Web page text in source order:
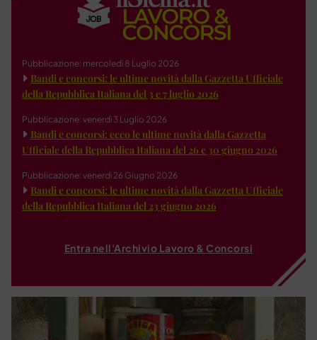
Pubblicazione: mercoledì 8 Luglio 2026
Bandi e concorsi: le ultime novità dalla Gazzetta Ufficiale
della Repubblica Italiana del 3 e 7 luglio 2026
Pubblicazione: venerdì 3 Luglio 2026
Bandi e concorsi: ecco le ultime novità dalla Gazzetta
Ufficiale della Repubblica Italiana del 26 e 30 giugno 2026
Pubblicazione: venerdì 26 Giugno 2026
Bandi e concorsi: le ultime novità dalla Gazzetta Ufficiale
della Repubblica Italiana del 23 giugno 2026
Entra nell'Archivio Lavoro & Concorsi